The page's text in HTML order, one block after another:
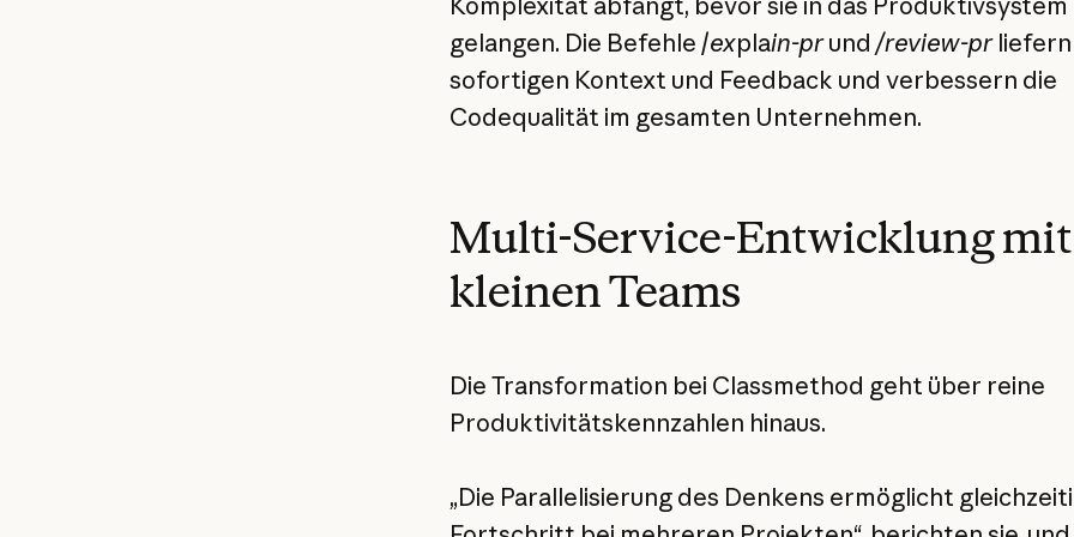
gelangen. Die Befehle /explain-prund/review-pr liefern
sofortigen Kontext und Feedback und verbessern die
Codequalität im gesamten Unternehmen.
Multi-Service-Entwicklung mit
kleinen Teams
Die Transformation bei Classmethod geht über reine
Produktivitätskennzahlen hinaus.
„Die Parallelisierung des Denkens ermöglicht